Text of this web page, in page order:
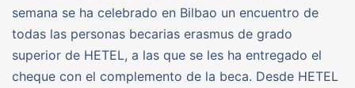
semana se ha celebrado en Bilbao un encuentro de
todas las personas becarias erasmus de grado
superior de HETEL, a las que se les ha entregado el
cheque con el complemento de la beca. Desde HETEL